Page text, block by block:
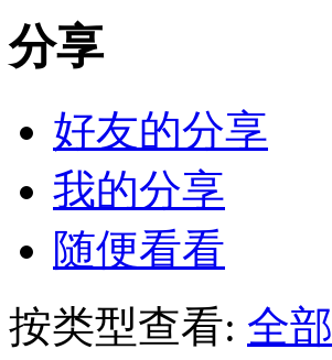
分享
好友的分享
我的分享
随便看看
按类型查看: 全部